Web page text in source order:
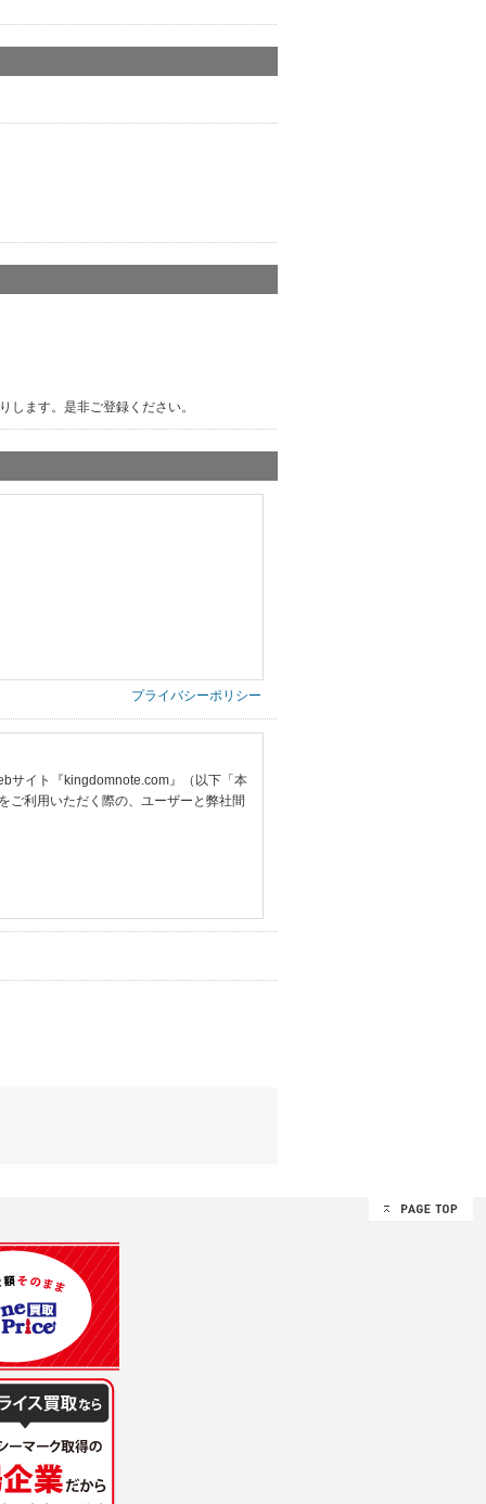
ます。是非ご登録ください。
供いただいた情報）
写し等）、および当該書類に含まれる
れる住所※、投稿時にご提供いただいた
、その許可の際にご同意いただいた内容
請求収納、商品・サービスの提供、品
、お客様からのお申し出により利用を停
得ることが困難であるとき。
して協力する必要がある場合であって、
し、委託する場合は委託した個人データ
プライバシーポリシー
サイト『kingdomnote.com』（以下「本
ご利用いただく際の、ユーザーと弊社間
追加規定は、本規約の一部を構成しま
す。
るものとします。弊社が本規約を変更し
ト又は本サービスを利用された場合に
及び弊社が指定する個人情報などを、ユ
のとします。
、第三者の使用などによる損害の責任
きを行なうものとします。
用する過程において、弊社が知り得た情